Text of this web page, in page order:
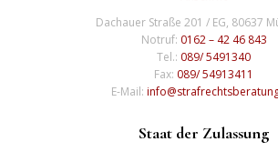
Dachauer Straße 201 / EG, 80637
Notruf: 0162 – 42 46 843
Tel.: 089/ 5491340
Fax: 089/ 54913411
E-Mail:
Staat der Zulassung